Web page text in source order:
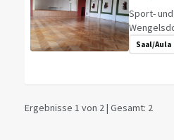
Sport-
Saal/Aula
Ergebnisse 1 von 2 | Gesamt: 2